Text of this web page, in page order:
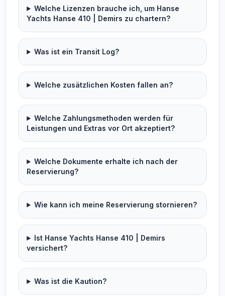
Welche Lizenzen brauche ich, um Hanse
Yachts Hanse 410 | Demirs zu chartern?
Was ist ein Transit Log?
Welche zusätzlichen Kosten fallen an?
Welche Zahlungsmethoden werden für
Leistungen und Extras vor Ort akzeptiert?
Welche Dokumente erhalte ich nach der
Reservierung?
Wie kann ich meine Reservierung stornieren?
Ist Hanse Yachts Hanse 410 | Demirs
versichert?
Was ist die Kaution?